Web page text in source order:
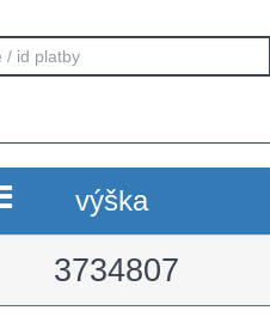
výška
3734807